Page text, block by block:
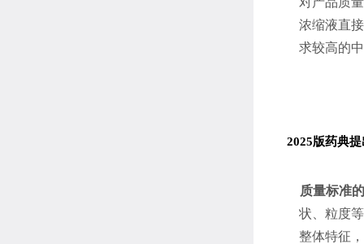
浓缩液直
求较高的
2025版药典
质量标准
状、粒度
整体特征